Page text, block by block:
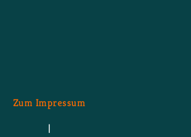
Zum Im­pres­sum
|